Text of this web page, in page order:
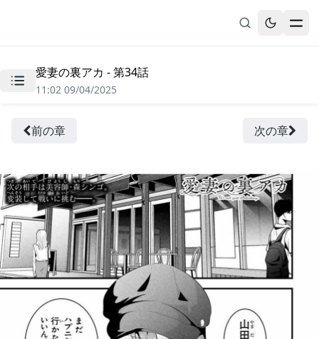
無料漫画
履歴
愛妻の裏アカ - 第34話
11:02 09/04/2025
前の章 次の章